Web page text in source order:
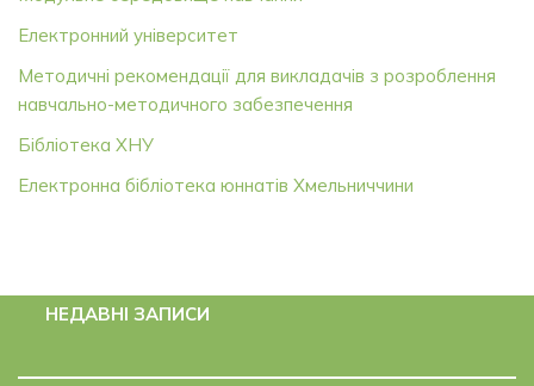
Електронний університет
Методичні рекомендації для викладачів з розроблення
навчально-методичного забезпечення
Бібліотека ХНУ
Електронна бібліотека юннатів Хмельниччини
НЕДАВНІ ЗАПИСИ